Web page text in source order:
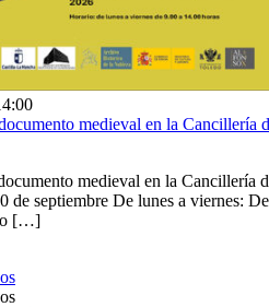
medieval en la Cancillería
medieval en la Cancillería
septiembre De lunes a viernes: De
[…]